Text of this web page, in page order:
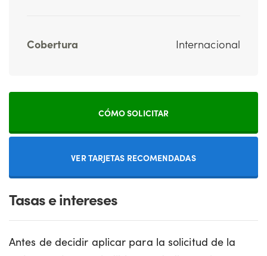
Cobertura Internacional
CÓMO SOLICITAR
VER TARJETAS RECOMENDADAS
Tasas e intereses
Antes de decidir aplicar para la solicitud de la